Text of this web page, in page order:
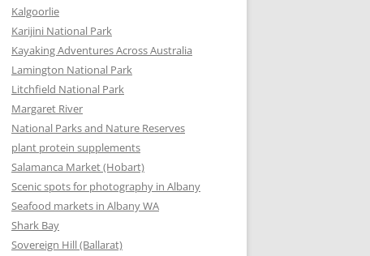
Kalgoorlie
Karijini National Park
Kayaking Adventures Across Australia
Lamington National Park
Litchfield National Park
Margaret River
National Parks and Nature Reserves
plant protein supplements
Salamanca Market (Hobart)
Scenic spots for photography in Albany
Seafood markets in Albany WA
Shark Bay
Sovereign Hill (Ballarat)